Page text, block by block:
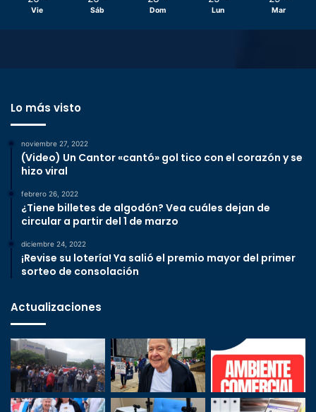
Vie Sáb Dom Lun Mar
Lo más visto
noviembre 27, 2022
(Video) Un Cantor «cantó» gol tico con el corazón y se
hizo viral
febrero 26, 2022
¿Tiene billetes de algodón? Vea cuáles dejan de
circular a partir del 1 de marzo
diciembre 24, 2022
¡Revise su lotería! Ya salió el premio mayor del primer
sorteo de consolación
Actualizaciones